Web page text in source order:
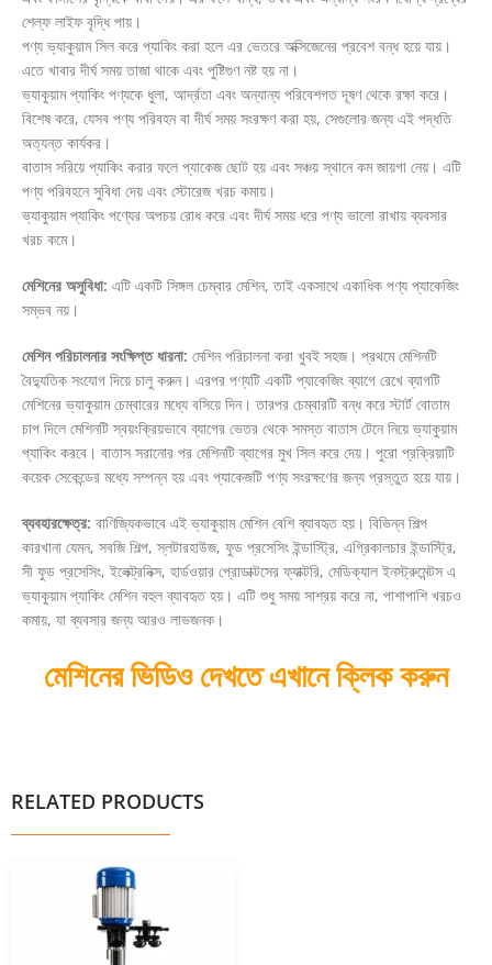
শেল্ফ লাইফ বৃদ্ধি পায়।
পণ্য ভ্যাকুয়াম সিল করে প্যাকিং করা হলে এর ভেতরে অক্সিজেনের প্রবেশ বন্ধ হয়ে যায়।
এতে খাবার দীর্ঘ সময় তাজা থাকে এবং পুষ্টিগুণ নষ্ট হয় না।
ভ্যাকুয়াম প্যাকিং পণ্যকে ধুলা, আর্দ্রতা এবং অন্যান্য পরিবেশগত দূষণ থেকে রক্ষা করে।
বিশেষ করে, যেসব পণ্য পরিবহন বা দীর্ঘ সময় সংরক্ষণ করা হয়, সেগুলোর জন্য এই পদ্ধতি
অত্যন্ত কার্যকর।
বাতাস সরিয়ে প্যাকিং করার ফলে প্যাকেজ ছোট হয় এবং সঞ্চয় স্থানে কম জায়গা নেয়। এটি
পণ্য পরিবহনে সুবিধা দেয় এবং স্টোরেজ খরচ কমায়।
ভ্যাকুয়াম প্যাকিং পণ্যের অপচয় রোধ করে এবং দীর্ঘ সময় ধরে পণ্য ভালো রাখায় ব্যবসার
খরচ কমে।
মেশিনের অসুবিধা: এটি একটি সিঙ্গল চেম্বার মেশিন, তাই একসাথে একাধিক পণ্য প্যাকেজিং
সম্ভব নয়।
মেশিন পরিচালনার সংক্ষিপ্ত ধারনা: মেশিন পরিচালনা করা খুবই সহজ। প্রথমে মেশিনটি
বৈদ্যুতিক সংযোগ দিয়ে চালু করুন। এরপর পণ্যটি একটি প্যাকেজিং ব্যাগে রেখে ব্যাগটি
মেশিনের ভ্যাকুয়াম চেম্বারের মধ্যে বসিয়ে দিন। তারপর চেম্বারটি বন্ধ করে স্টার্ট বোতাম
চাপ দিলে মেশিনটি স্বয়ংক্রিয়ভাবে ব্যাগের ভেতর থেকে সমস্ত বাতাস টেনে নিয়ে ভ্যাকুয়াম
প্যাকিং করবে। বাতাস সরানোর পর মেশিনটি ব্যাগের মুখ সিল করে দেয়। পুরো প্রক্রিয়াটি
কয়েক সেকেন্ডের মধ্যে সম্পন্ন হয় এবং প্যাকেজটি পণ্য সংরক্ষণের জন্য প্রস্তুত হয়ে যায়।
ব্যবহারক্ষেত্র: বাণিজ্যিকভাবে এই ভ্যাকুয়াম মেশিন বেশি ব্যাবহৃত হয়। বিভিন্ন শিল্প
কারখানা যেমন, সবজি শিল্প, স্লটারহাউজ, ফুড প্রসেসিং ইন্ডাস্ট্রি, এগ্রিকালচার ইন্ডাস্ট্রি,
সী ফুড প্রসেসিং, ইলেক্ট্রনিক্স, হার্ডওয়ার প্রোডাক্টসের ফ্যাক্টরি, মেডিক্যাল ইনস্ট্রুমেন্টস এ
ভ্যাকুয়াম প্যাকিং মেশিন বহুল ব্যাবহৃত হয়। এটি শুধু সময় সাশ্রয় করে না, পাশাপাশি খরচও
কমায়, যা ব্যবসার জন্য আরও লাভজনক।
মেশিনের ভিডিও দেখতে এখানে ক্লিক করুন
RELATED PRODUCTS